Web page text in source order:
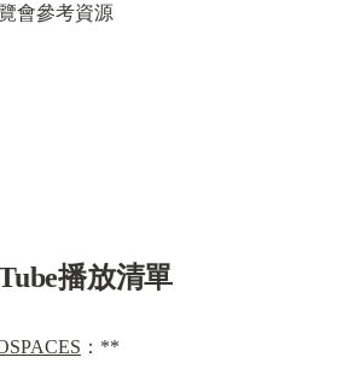
會參考資源
播放清單
：**